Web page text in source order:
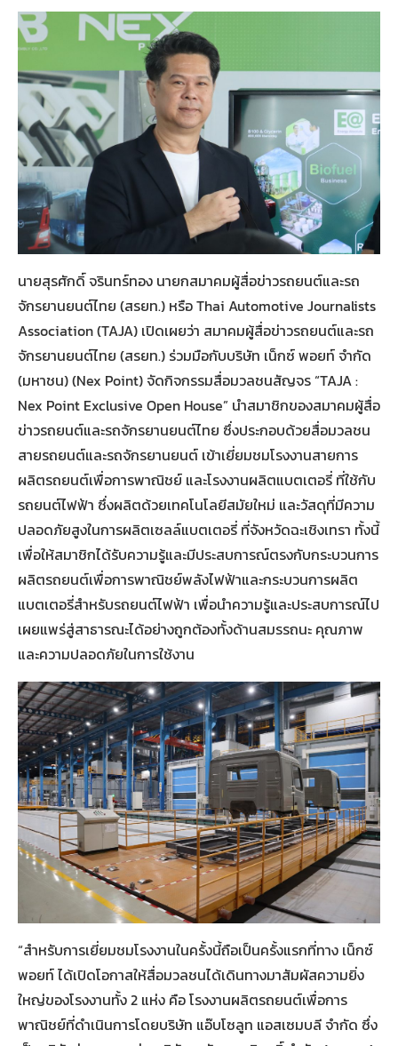
นายสุรศักดิ์ จรินทร์ทอง นายกสมาคมผู้สื่อข่าวรถยนต์และรถ
จักรยานยนต์ไทย (สรยท.) หรือ Thai Automotive Journalists
Association (TAJA) เปิดเผยว่า สมาคมผู้สื่อข่าวรถยนต์และรถ
จักรยานยนต์ไทย (สรยท.) ร่วมมือกับบริษัท เน็กซ์ พอยท์ จำกัด
(มหาชน) (Nex Point) จัดกิจกรรมสื่อมวลชนสัญจร “TAJA :
Nex Point Exclusive Open House” นำสมาชิกของสมาคมผู้สื่อ
ข่าวรถยนต์และรถจักรยานยนต์ไทย ซึ่งประกอบด้วยสื่อมวลชน
สายรถยนต์และรถจักรยานยนต์ เข้าเยี่ยมชมโรงงานสายการ
ผลิตรถยนต์เพื่อการพาณิชย์ และโรงงานผลิตแบตเตอรี่ ที่ใช้กับ
รถยนต์ไฟฟ้า ซึ่งผลิตด้วยเทคโนโลยีสมัยใหม่ และวัสดุที่มีความ
ปลอดภัยสูงในการผลิตเซลล์แบตเตอรี่ ที่จังหวัดฉะเชิงเทรา ทั้งนี้
เพื่อให้สมาชิกได้รับความรู้และมีประสบการณ์ตรงกับกระบวนการ
ผลิตรถยนต์เพื่อการพาณิชย์พลังไฟฟ้าและกระบวนการผลิต
แบตเตอรี่สำหรับรถยนต์ไฟฟ้า เพื่อนำความรู้และประสบการณ์ไป
เผยแพร่สู่สาธารณะได้อย่างถูกต้องทั้งด้านสมรรถนะ คุณภาพ
และความปลอดภัยในการใช้งาน
“สำหรับการเยี่ยมชมโรงงานในครั้งนี้ถือเป็นครั้งแรกที่ทาง เน็กซ์
พอยท์ ได้เปิดโอกาสให้สื่อมวลชนได้เดินทางมาสัมผัสความยิ่ง
ใหญ่ของโรงงานทั้ง 2 แห่ง คือ โรงงานผลิตรถยนต์เพื่อการ
พาณิชย์ที่ดำเนินการโดยบริษัท แอ๊บโซลูท แอสเซมบลี จํากัด ซึ่ง